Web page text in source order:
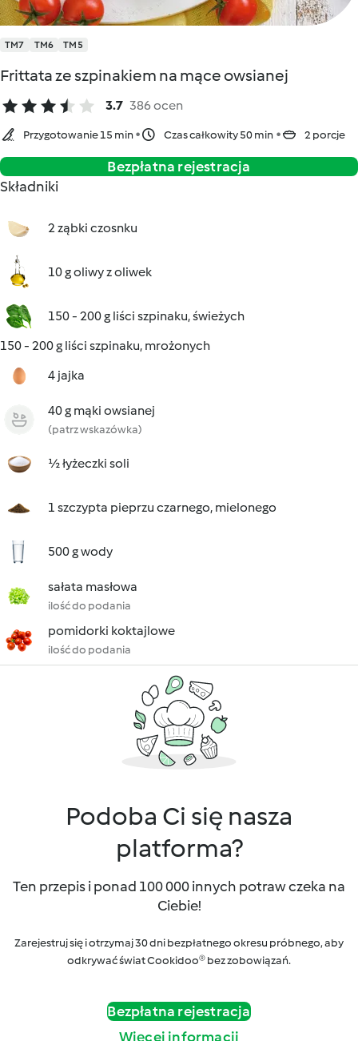
TM7 TM6 TM5
Frittata ze szpinakiem na mące owsianej
3.7 386 ocen
Przygotowanie 15 min Czas całkowity 50 min 2 porcje
Bezpłatna rejestracja
Składniki
2 ząbki czosnku
10 g oliwy z oliwek
150 - 200 g liści szpinaku, świeżych
150 - 200 g liści szpinaku, mrożonych
4 jajka
40 g mąki owsianej
(patrz wskazówka)
½ łyżeczki soli
1 szczypta pieprzu czarnego, mielonego
500 g wody
sałata masłowa
ilość do podania
pomidorki koktajlowe
ilość do podania
Podoba Ci się nasza
platforma?
Ten przepis i ponad 100 000 innych potraw czeka na
Ciebie!
Zarejestruj się i otrzymaj 30 dni bezpłatnego okresu próbnego, aby
odkrywać świat Cookidoo® bez zobowiązań.
Bezpłatna rejestracja
Więcej informacji